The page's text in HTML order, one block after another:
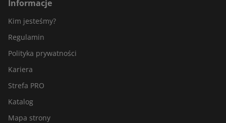
Informacje
Kim jesteśmy?
Regulamin
Polityka prywatności
Kariera
Strefa PRO
Katalog
Mapa strony